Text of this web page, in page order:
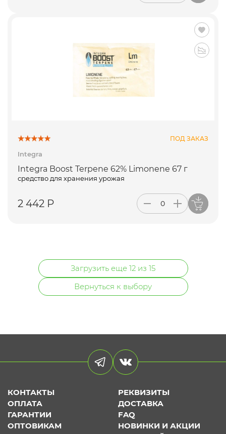
ПОД ЗАКАЗ
Integra
Integra Boost Terpene 62% Limonene 67 г
средство для хранения урожая
2 442 Р
Загрузить еще 12 из 15
Вернуться к выбору
КОНТАКТЫ
РЕКВИЗИТЫ
ОПЛАТА
ДОСТАВКА
ГАРАНТИИ
FAQ
ОПТОВИКАМ
НОВИНКИ И АКЦИИ